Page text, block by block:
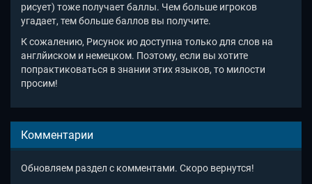
рисует) тоже получает баллы. Чем больше игроков
угадает, тем больше баллов вы получите.
К сожалению, Рисунок ио доступна только для слов на
англйиском и немецком. Поэтому, если вы хотите
попрактиковаться в знании этих языков, то милости
просим!
Комментарии
Обновляем раздел с комментами. Скоро вернутся!